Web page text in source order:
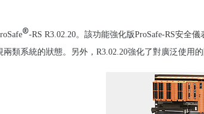
®-RS R3.02.20。該功能強化版ProSafe-RS安全
類系統的狀態。另外，R3.02.20強化了對廣泛使用